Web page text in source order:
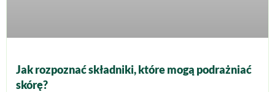
Jak rozpoznać składniki, które mogą podrażniać
skórę?